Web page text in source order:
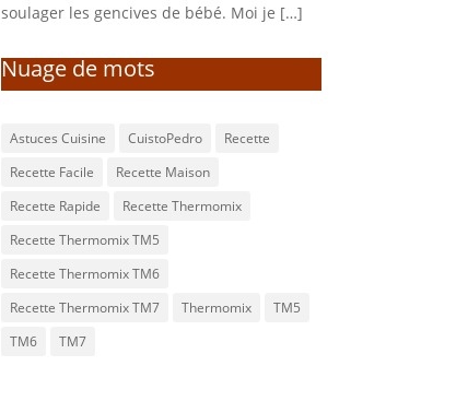
soulager les gencives de bébé. Moi je […]
Nuage de mots
Astuces Cuisine CuistoPedro
Recette
Recette Facile
Recette Maison
Recette Rapide
Recette Thermomix
Recette Thermomix TM5
Recette Thermomix TM6
Recette Thermomix TM7
Thermomix
TM5
TM6
TM7